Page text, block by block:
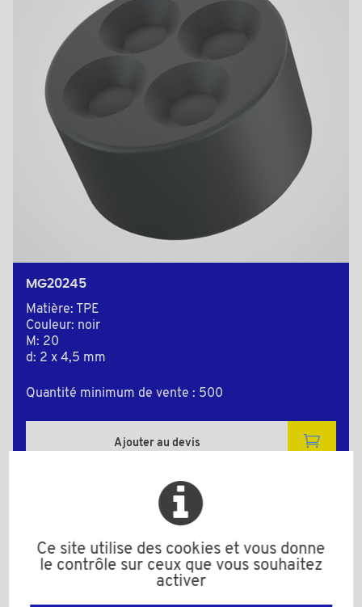
MG20245
Matière: TPE
Couleur: noir
M: 20
d: 2 x 4,5 mm
Quantité minimum de vente : 500
Ajouter au devis
Ce site utilise des cookies et vous donne
le contrôle sur ceux que vous souhaitez
activer